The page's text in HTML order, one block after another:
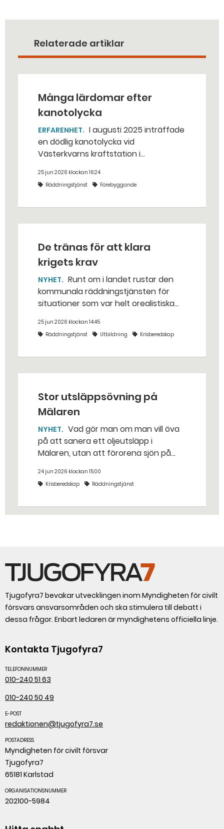
Relaterade artiklar
Många lärdomar efter
kanotolycka
ERFARENHET
en dödlig kanotolycka vid
Västerkvarns kraftstation i
25 jun 2026 klockan 16:24
Räddningstjänst
Förebyggande
De tränas för att klara
krigets krav
NYHET
kommunala räddningstjänsten för
situationer som var helt orealistiska
bakhåll, utspridda granater och hot
från livsfarliga drönare i det
25 jun 2026 klockan 14:45
Räddningstjänst
Utbildning Krisberedskap
Stor utsläppsövning på
Mälaren
NYHET
på att sanera ett oljeutsläpp i
Mälaren, utan att förorena sjön på
stället. Det gjorde räddningstjänsten i
Eskilstuna – tio kubikmeter närmare
24 jun 2026 klockan 15:00
Krisberedskap
Räddningstjänst
Tjugofyra7 bevakar utvecklingen inom Myndigheten för civilt
försvars ansvarsområden och ska stimulera till debatt i
dessa frågor. Enbart ledaren är myndighetens officiella linje.
Kontakta Tjugofyra7
TELEFONNUMMER
010-240 51 63
010-240 50 49
E-POST
redaktionen@tjugofyra7.se
POSTADRESS
Myndigheten för civilt försvar
Tjugofyra7
65181 Karlstad
ORGANISATIONSNUMMER
202100-5984